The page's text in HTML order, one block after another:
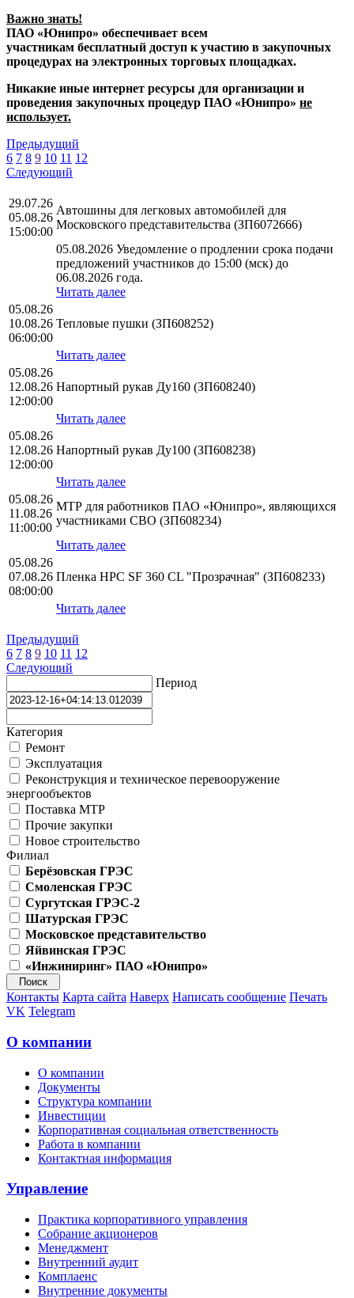
Важно знать!
ПАО «Юнипро» обеспечивает всем
участникам бесплатный доступ к участию в закупочных
процедурах на электронных торговых площадках.
Никакие иные интернет ресурсы для организации и
проведения закупочных процедур ПАО «Юнипро» не
использует.
Предыдущий
6 7 8 9 10 11 12
Следующий
29.07.26
05.08.26
15:00:00
Автошины для легковых автомобилей для
Московского представительства (ЗП6072666)
05.08.2026 Уведомление о продлении срока подачи
предложений участников до 15:00 (мск) до
06.08.2026 года.
Читать далее
05.08.26
10.08.26
06:00:00
Тепловые пушки (ЗП608252)
Читать далее
05.08.26
12.08.26
12:00:00
Напортный рукав Ду160 (ЗП608240)
Читать далее
05.08.26
12.08.26
12:00:00
Напортный рукав Ду100 (ЗП608238)
Читать далее
05.08.26
11.08.26
11:00:00
МТР для работников ПАО «Юнипро», являющихся
участниками СВО (ЗП608234)
Читать далее
05.08.26
07.08.26
08:00:00
Пленка HPС SF 360 CL "Прозрачная" (ЗП608233)
Читать далее
Предыдущий
6 7 8 9 10 11 12
Следующий
Период
Категория
Ремонт
Эксплуатация
Реконструкция и техническое перевооружение
энергообъектов
Поставка МТР
Прочие закупки
Новое строительство
Филиал
Берёзовская ГРЭС
Смоленская ГРЭС
Сургутская ГРЭС-2
Шатурская ГРЭС
Московское представительство
Яйвинская ГРЭС
«Инжиниринг» ПАО «Юнипро»
Контакты Карта сайта Наверх Написать сообщение Печать
VK Telegram
О компании
О компании
Документы
Структура компании
Инвестиции
Корпоративная социальная ответственность
Работа в компании
Контактная информация
Управление
Практика корпоративного управления
Собрание акционеров
Менеджмент
Внутренний аудит
Комплаенс
Внутренние документы